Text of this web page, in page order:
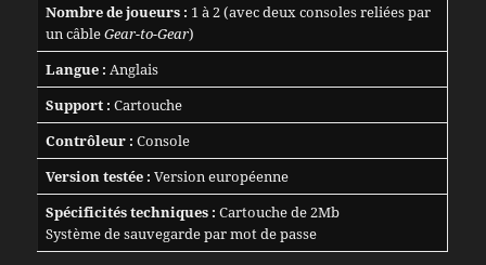
Nombre de joueurs : 1 à 2 (avec deux consoles reliées par
un câbleGear-to-Gear)
Langue : Anglais
Support : Cartouche
Contrôleur : Console
Version testée : Version européenne
Spécificités techniques : Cartouche de 2Mb
Système de sauvegarde par mot de passe